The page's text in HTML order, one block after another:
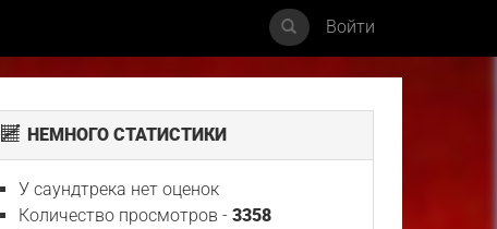
Войти
НЕМНОГО СТАТИСТИКИ
У саундтрека нет оценок
Количество просмотров -3358